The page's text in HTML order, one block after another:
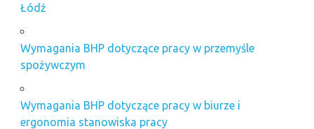
Łódź
Wymagania BHP dotyczące pracy w przemyśle
spożywczym
Wymagania BHP dotyczące pracy w biurze i
ergonomia stanowiska pracy